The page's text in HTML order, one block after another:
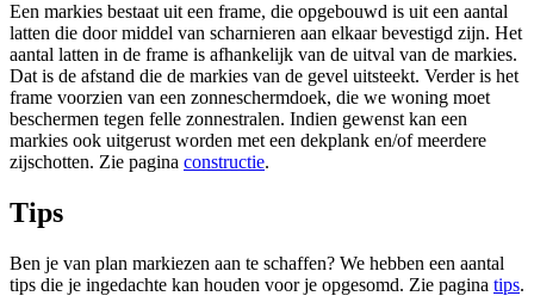
Een markies bestaat uit een frame, die opgebouwd is uit een aantal
latten die door middel van scharnieren aan elkaar bevestigd zijn. Het
aantal latten in de frame is afhankelijk van de uitval van de markies.
Dat is de afstand die de markies van de gevel uitsteekt. Verder is het
frame voorzien van een zonneschermdoek, die we woning moet
beschermen tegen felle zonnestralen. Indien gewenst kan een
markies ook uitgerust worden met een dekplank en/of meerdere
zijschotten. Zie pagina constructie.
Tips
Ben je van plan markiezen aan te schaffen? We hebben een aantal
tips die je ingedachte kan houden voor je opgesomd. Zie pagina tips.